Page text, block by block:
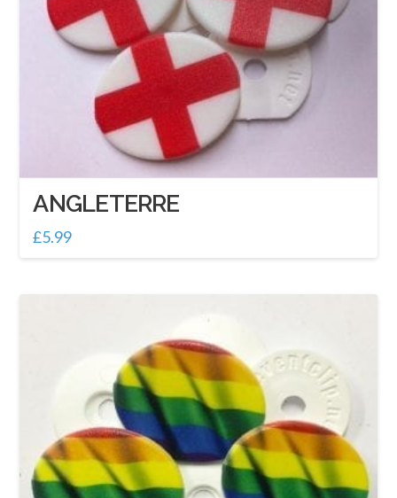
ANGLETERRE
£5.99